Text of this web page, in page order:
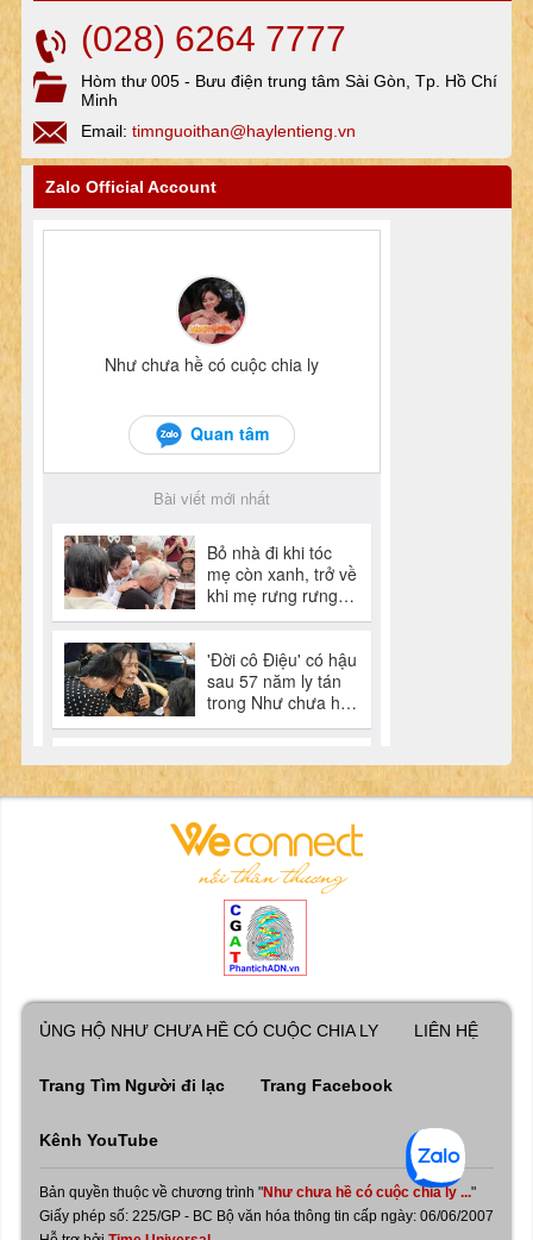
(028) 6264 7777
Hòm thư 005 - Bưu điện trung tâm Sài Gòn, Tp. Hồ Chí
Minh
Email: timnguoithan@haylentieng.vn
Zalo Official Account
ỦNG HỘ NHƯ CHƯA HỀ CÓ CUỘC CHIA LY LIÊN HỆ
Trang Tìm Người đi lạc Trang Facebook
Kênh YouTube
Bản quyền thuộc về chương trình "Như chưa hề có cuộc chia ly ..."
Giấy phép số: 225/GP - BC Bộ văn hóa thông tin cấp ngày: 06/06/2007